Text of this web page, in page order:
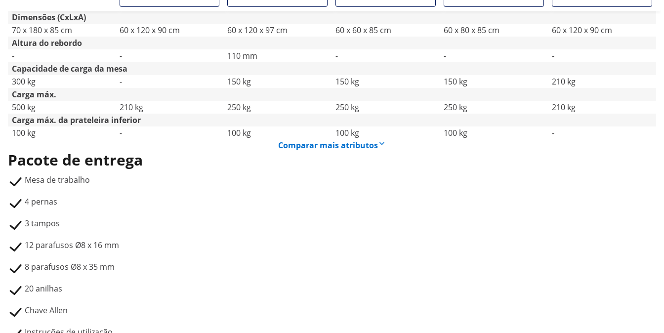
Dimensões (CxLxA)
70 x 180 x 85 cm
60 x 120 x 90 cm 60 x 120 x 97 cm 60 x 60 x 85 cm 60 x 80 x 85 cm
60 x 120 x 90 cm
Altura do rebordo
-
- 110 mm - -
-
Capacidade de carga da mesa
300 kg
- 150 kg 150 kg 150 kg
210 kg
Carga máx.
500 kg
210 kg 250 kg 250 kg 250 kg
210 kg
Carga máx. da prateleira inferior
100 kg
- 100 kg 100 kg 100 kg
-
Comparar mais atributos
Pacote de entrega
Mesa de trabalho
4 pernas
3 tampos
12 parafusos Ø8 x 16 mm
8 parafusos Ø8 x 35 mm
20 anilhas
Chave Allen